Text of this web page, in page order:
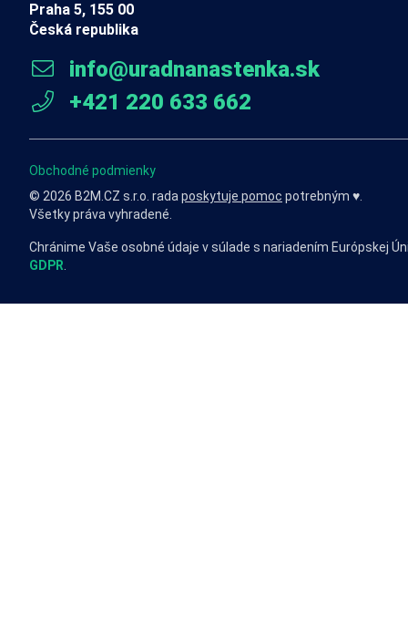
Praha 5, 155 00
Česká republika
info@uradnanastenka.sk
+421 220 633 662
Obchodné podmienky
© 2026 B2M.CZ s.r.o. rada poskytuje pomoc potrebným ♥️.
Všetky práva vyhradené.
Chránime Vaše osobné údaje v súlade s nariadením Európskej
GDPR